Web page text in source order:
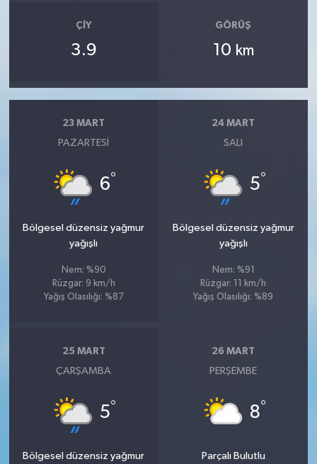
ÇIY
3.9
GÖRÜŞ
10 km
23 MART
PAZARTESI
6°
Bölgesel düzensiz yağmur
yağışlı
Nem: %90
Rüzgar: 9 km/h
Yağış Olasılığı: %87
24 MART
SALI
5°
Bölgesel düzensiz yağmur
yağışlı
Nem: %91
Rüzgar: 11 km/h
Yağış Olasılığı: %89
25 MART
ÇARŞAMBA
5°
Bölgesel düzensiz yağmur
26 MART
PERŞEMBE
8°
Parçalı Bulutlu